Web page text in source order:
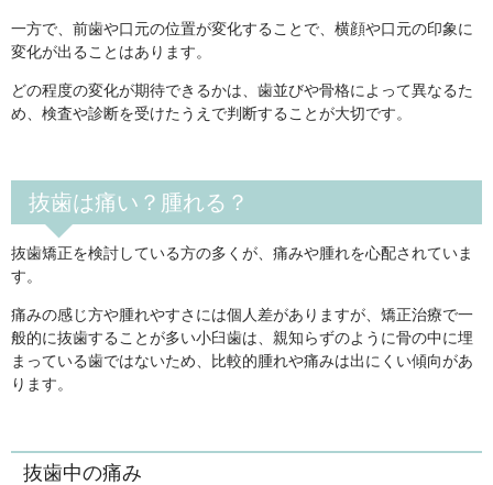
一方で、前歯や口元の位置が変化することで、横顔や口元の印象に
変化が出ることはあります。
どの程度の変化が期待できるかは、歯並びや骨格によって異なるた
め、検査や診断を受けたうえで判断することが大切です。
抜歯は痛い？腫れる？
抜歯矯正を検討している方の多くが、痛みや腫れを心配されていま
す。
痛みの感じ方や腫れやすさには個人差がありますが、矯正治療で一
般的に抜歯することが多い小臼歯は、親知らずのように骨の中に埋
まっている歯ではないため、比較的腫れや痛みは出にくい傾向があ
ります。
抜歯中の痛み